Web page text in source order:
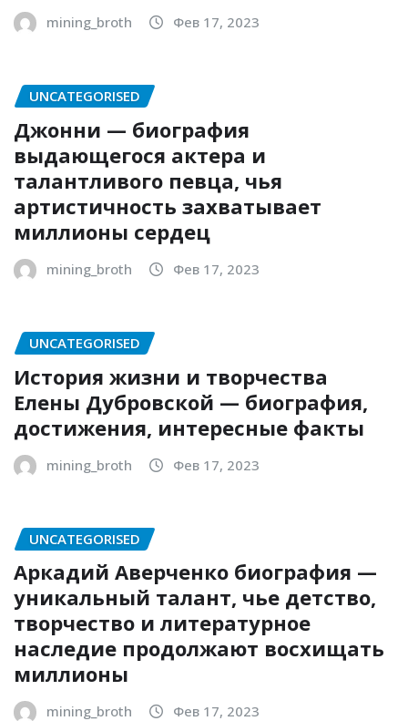
mining_broth Фев 17, 2023
UNCATEGORISED
Джонни — биография
выдающегося актера и
талантливого певца, чья
артистичность захватывает
миллионы сердец
mining_broth Фев 17, 2023
UNCATEGORISED
История жизни и творчества
Елены Дубровской — биография,
достижения, интересные факты
mining_broth Фев 17, 2023
UNCATEGORISED
Аркадий Аверченко биография —
уникальный талант, чье детство,
творчество и литературное
наследие продолжают восхищать
миллионы
mining_broth Фев 17, 2023